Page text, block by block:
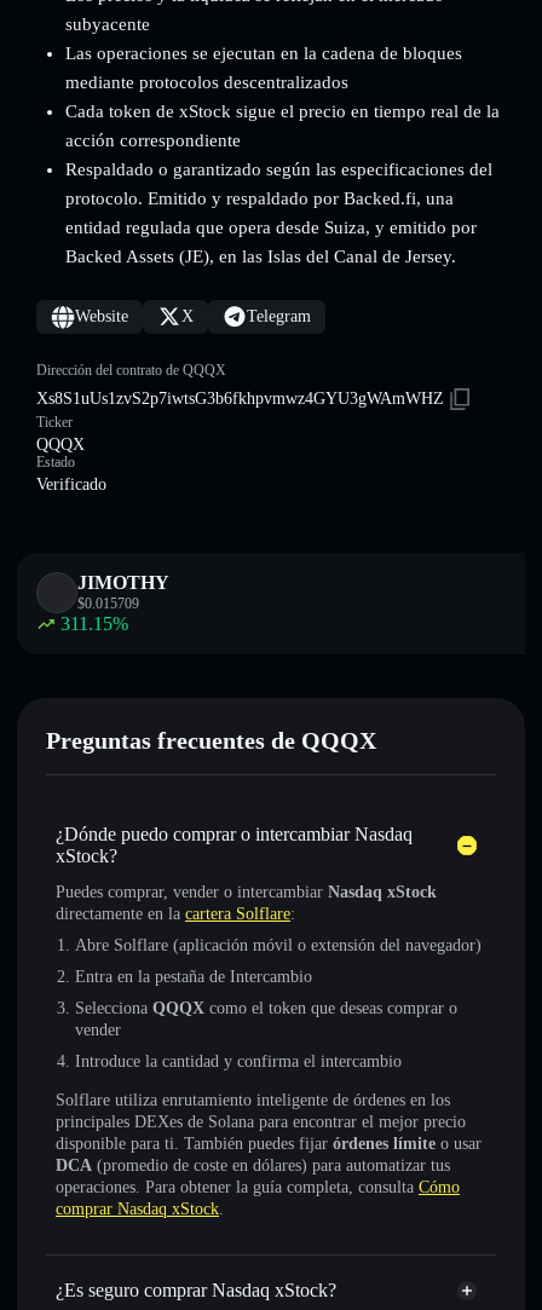
subyacente
Las operaciones se ejecutan en la cadena de bloques
mediante protocolos descentralizados
Cada token de xStock sigue el precio en tiempo real de la
acción correspondiente
Respaldado o garantizado según las especificaciones del
protocolo. Emitido y respaldado por Backed.fi, una
entidad regulada que opera desde Suiza, y emitido por
Backed Assets (JE), en las Islas del Canal de Jersey.
Website X Telegram
Dirección del contrato de QQQX
Xs8S1uUs1zvS2p7iwtsG3b6fkhpvmwz4GYU3gWAmWHZ
Ticker
QQQX
Estado
Verificado
JIMOTHY
$0.015709
311.15%
Preguntas frecuentes de QQQX
¿Dónde puedo comprar o intercambiar Nasdaq
xStock?
Puedes comprar, vender o intercambiar Nasdaq xStock
directamente en la cartera Solflare:
Abre Solflare (aplicación móvil o extensión del navegador)
Entra en la pestaña de Intercambio
Selecciona QQQX como el token que deseas comprar o
vender
Introduce la cantidad y confirma el intercambio
Solflare utiliza enrutamiento inteligente de órdenes en los
principales DEXes de Solana para encontrar el mejor precio
disponible para ti. También puedes fijar órdenes límite o usar
DCA (promedio de coste en dólares) para automatizar tus
operaciones. Para obtener la guía completa, consulta Cómo
comprar Nasdaq xStock.
¿Es seguro comprar Nasdaq xStock?